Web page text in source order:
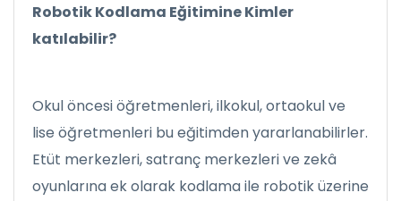
Robotik Kodlama Eğitimine Kimler
katılabilir?
Okul öncesi öğretmenleri, ilkokul, ortaokul ve
lise öğretmenleri bu eğitimden yararlanabilirler.
Etüt merkezleri, satranç merkezleri ve zekâ
oyunlarına ek olarak kodlama ile robotik üzerine